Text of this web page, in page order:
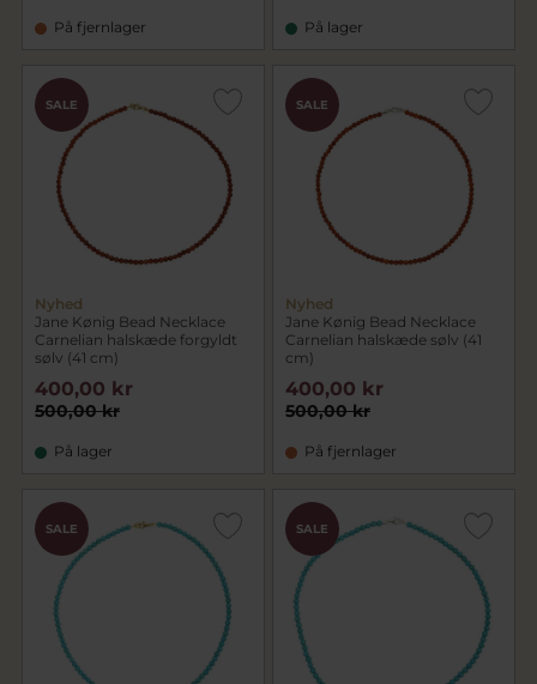
På fjernlager På lager
SALE
Nyhed
Jane Kønig Bead Necklace
Carnelian halskæde forgyldt
sølv (41 cm)
500,00 kr
400,00 kr
På lager
SALE
Nyhed
Jane Kønig Bead Necklace
Carnelian halskæde sølv (41
cm)
500,00 kr
400,00 kr
På fjernlager
SALE SALE